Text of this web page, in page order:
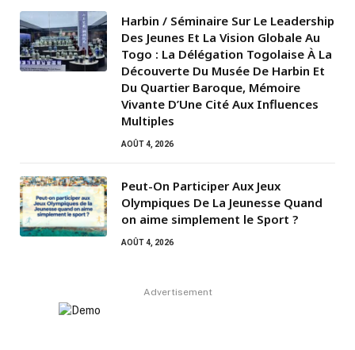
Harbin / Séminaire Sur Le Leadership
Des Jeunes Et La Vision Globale Au
Togo : La Délégation Togolaise À La
Découverte Du Musée De Harbin Et
Du Quartier Baroque, Mémoire
Vivante D’Une Cité Aux Influences
Multiples
AOÛT 4, 2026
Peut-On Participer Aux Jeux
Olympiques De La Jeunesse Quand
on aime simplement le Sport ?
AOÛT 4, 2026
Advertisement